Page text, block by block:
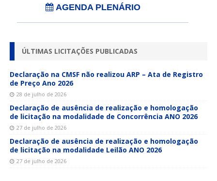
AGENDA PLENÁRIO
ÚLTIMAS LICITAÇÕES PUBLICADAS
Declaração na CMSF não realizou ARP – Ata de Registro
de Preço Ano 2026
28 de julho de 2026
Declaração de ausência de realização e homologação
de licitação na modalidade de Concorrência ANO 2026
27 de julho de 2026
Declaração de ausência de realização e homologação
de licitação na modalidade Leilão ANO 2026
27 de julho de 2026